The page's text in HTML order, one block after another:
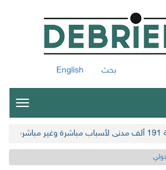
بحث English